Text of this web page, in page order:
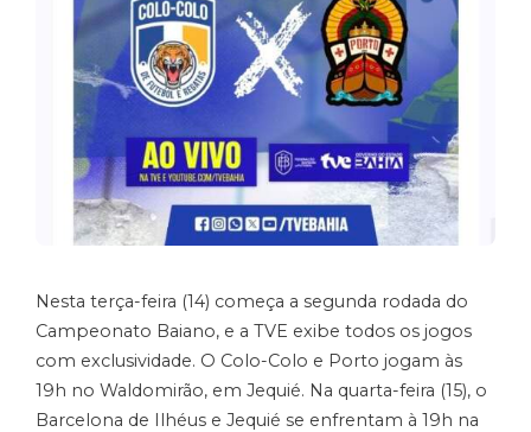
Nesta terça-feira (14) começa a segunda rodada do
Campeonato Baiano, e a TVE exibe todos os jogos
com exclusividade. O Colo-Colo e Porto jogam às
19h no Waldomirão, em Jequié. Na quarta-feira (15), o
Barcelona de Ilhéus e Jequié se enfrentam à 19h na